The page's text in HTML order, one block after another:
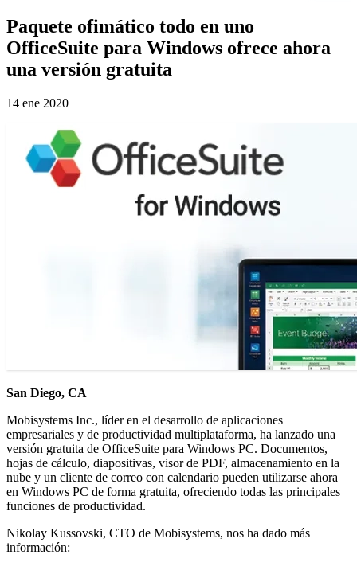
Paquete ofimático todo en uno
OfficeSuite para Windows ofrece ahora
una versión gratuita
14 ene 2020
San Diego, CA
Mobisystems Inc., líder en el desarrollo de aplicaciones
empresariales y de productividad multiplataforma, ha lanzado una
versión gratuita de OfficeSuite para Windows PC. Documentos,
hojas de cálculo, diapositivas, visor de PDF, almacenamiento en la
nube y un cliente de correo con calendario pueden utilizarse ahora
en Windows PC de forma gratuita, ofreciendo todas las principales
funciones de productividad.
Nikolay Kussovski, CTO de Mobisystems, nos ha dado más
información: